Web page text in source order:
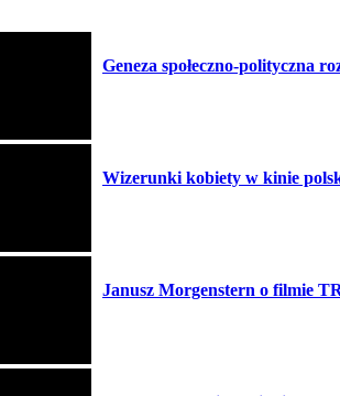
Geneza społeczno-polityczna
Wizerunki kobiety w kinie
Janusz Morgenstern o filmie